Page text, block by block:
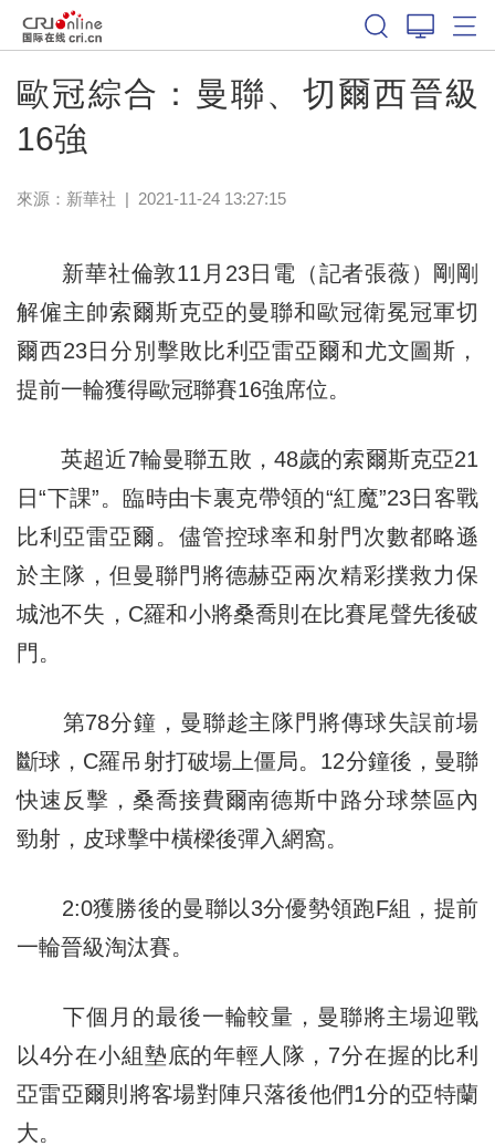
歐冠綜合：曼聯、切爾西晉級
16強
來源： 新華社 | 2021-11-24 13:27:15
新華社倫敦11月23日電（記者張薇）剛剛
解僱主帥索爾斯克亞的曼聯和歐冠衛冕冠軍切
爾西23日分別擊敗比利亞雷亞爾和尤文圖斯，
提前一輪獲得歐冠聯賽16強席位。
英超近7輪曼聯五敗，48歲的索爾斯克亞21
日“下課”。臨時由卡裏克帶領的“紅魔”23日客戰
比利亞雷亞爾。儘管控球率和射門次數都略遜
於主隊，但曼聯門將德赫亞兩次精彩撲救力保
城池不失，C羅和小將桑喬則在比賽尾聲先後破
門。
第78分鐘，曼聯趁主隊門將傳球失誤前場
斷球，C羅吊射打破場上僵局。12分鐘後，曼聯
快速反擊，桑喬接費爾南德斯中路分球禁區內
勁射，皮球擊中橫樑後彈入網窩。
2:0獲勝後的曼聯以3分優勢領跑F組，提前
一輪晉級淘汰賽。
下個月的最後一輪較量，曼聯將主場迎戰
以4分在小組墊底的年輕人隊，7分在握的比利
亞雷亞爾則將客場對陣只落後他們1分的亞特蘭
大。